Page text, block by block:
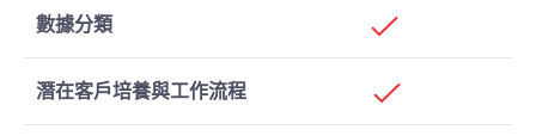
數據分類
潛在客戶培養與工作流程